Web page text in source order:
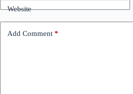
Website
Add Comment *